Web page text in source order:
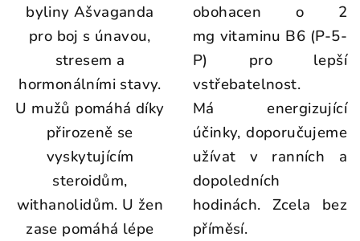
byliny Ašvaganda
pro boj s únavou,
stresem a
hormonálními stavy.
U mužů pomáhá díky
přirozeně se
vyskytujícím
steroidům,
withanolidům. U žen
zase pomáhá lépe
obohacen o 2
mg vitaminu B6 (P-5-
P) pro lepší
vstřebatelnost.
Má energizující
účinky, doporučujeme
užívat v ranních a
dopoledních
hodinách. Zcela bez
příměsí.